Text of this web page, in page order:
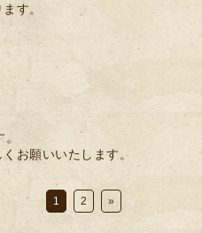
す。
お願いいたします。
1 2 »